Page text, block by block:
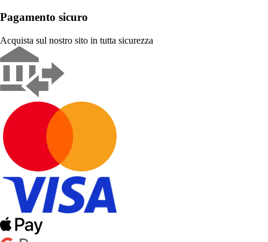
Pagamento sicuro
Acquista sul nostro sito in tutta sicurezza